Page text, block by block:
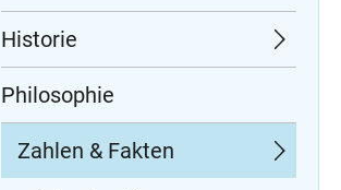
überspringen
Historie
Philosophie
Zahlen & Fakten